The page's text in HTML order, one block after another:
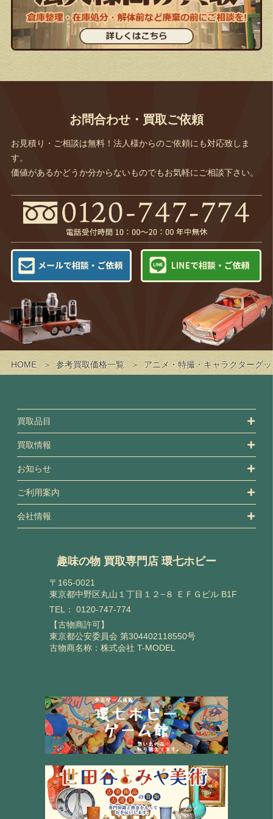
HOME 参考買取価格一覧 アニメ・特撮・キャラクターグ
お問合わせ・買取ご依頼
お見積り・ご相談は無料！法人様からのご依頼にも対応致しま
す。
価値があるかどうか分からないものでもお気軽にご相談下さい。
買取品目
買取情報
お知らせ
ご利用案内
会社情報
趣味の物 買取専門店 環七ホビー
〒165-0021
東京都中野区丸山１丁目１２−８ ＥＦＧビル B1F
TEL： 0120-747-774
【古物商許可】
東京都公安委員会 第304402118550号
古物商名称：株式会社 T-MODEL